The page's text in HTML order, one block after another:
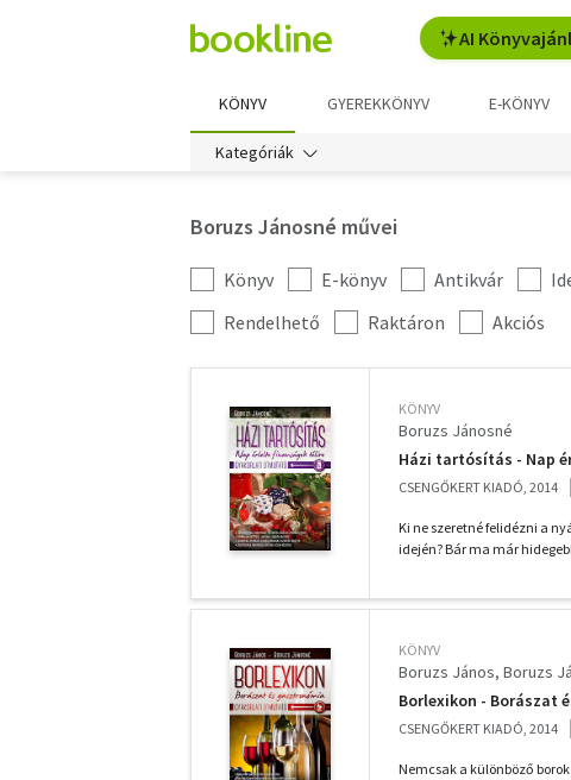
AI
KÖNYV GYEREKKÖNYV E-KÖNYV
Kategóriák
Boruzs Jánosné művei
Kategória
szűrés
Könyv E-könyv Antikvár
További
szűrők
Rendelhető Raktáron Akciós
KÖNYV
Boruzs Jánosné
Házi tartósítás - Nap
CSENGŐKERT KIADÓ, 2014
Ki ne szeretné felidézni a
idején? Bár ma már
KÖNYV
Boruzs János Boruzs
Borlexikon - Borászat
CSENGŐKERT KIADÓ, 2014
Nemcsak a különböző